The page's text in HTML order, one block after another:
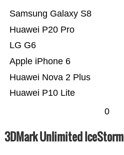
Huawei P10 Lite
Huawei Nova 2 Plus
Apple iPhone 6
LG G6
Huawei P20 Pro
Samsung Galaxy S8
0
3DMark Unlimited IceStorm